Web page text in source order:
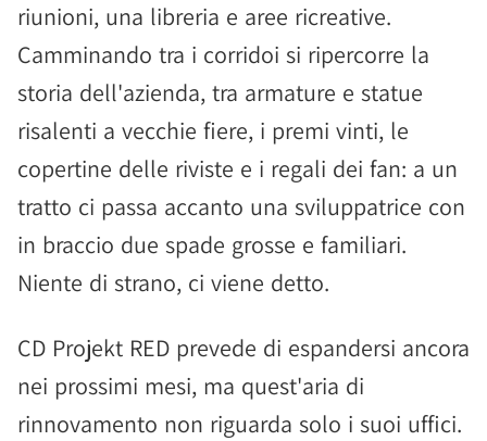
riunioni, una libreria e aree ricreative.
Camminando tra i corridoi si ripercorre la
storia dell'azienda, tra armature e statue
risalenti a vecchie fiere, i premi vinti, le
copertine delle riviste e i regali dei fan: a un
tratto ci passa accanto una sviluppatrice con
in braccio due spade grosse e familiari.
Niente di strano, ci viene detto.
CD Projekt RED prevede di espandersi ancora
nei prossimi mesi, ma quest'aria di
rinnovamento non riguarda solo i suoi uffici.